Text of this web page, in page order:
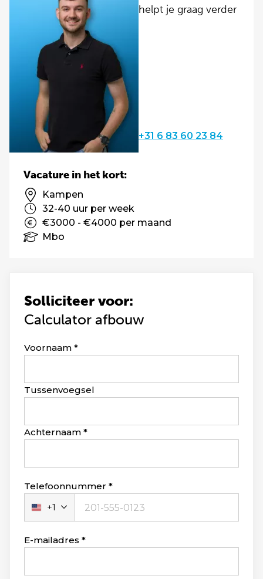
helpt je graag verder
+31 6 83 60 23 84
Solliciteer voor:
Calculator afbouw
Leave
blank
Voornaam
Tussenvoegsel
Achternaam
Telefoonnummer
Verenigde
Staten
+1
+1
E-mailadres
Vacature in het kort:
Kampen
32-40 uur per week
€3000 - €4000 per maand
Mbo